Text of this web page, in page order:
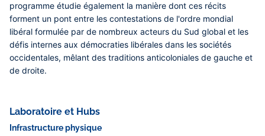
programme étudie également la manière dont ces récits
forment un pont entre les contestations de l'ordre mondial
libéral formulée par de nombreux acteurs du Sud global et les
défis internes aux démocraties libérales dans les sociétés
occidentales, mêlant des traditions anticoloniales de gauche et
de droite.
Laboratoire et Hubs
Infrastructure physique